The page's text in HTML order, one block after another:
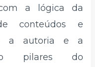
a lógica da
conteúdos e
a autoria e a
pilares do